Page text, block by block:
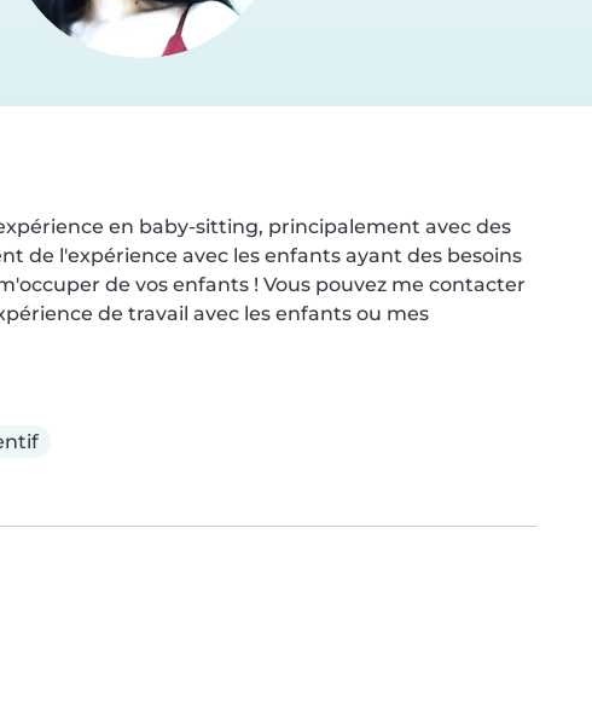
en baby-sitting, principalement avec des
de l'expérience avec les enfants ayant des besoins
de vos enfants ! Vous pouvez me contacter
de travail avec les enfants ou mes